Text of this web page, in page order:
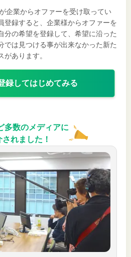
企業からオファーを受け取ってい
登録すると、企業様からオファーを
分の希望を登録して、希望に沿った
では見つける事が出来なかった新た
あります。
録してはじめてみる
多数のメディアに
されました！